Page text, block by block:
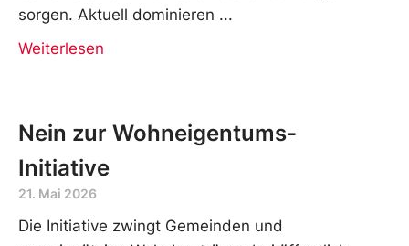
sorgen. Aktuell dominieren
Weiterlesen
Nein zur Wohneigentums-
Initiative
21. Mai 2026
Die Initiative zwingt Gemeinden und